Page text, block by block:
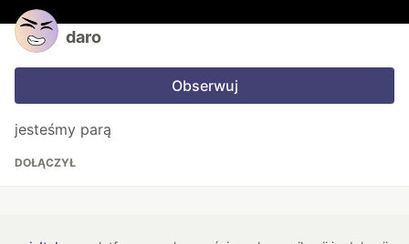
daro
Obserwuj
jesteśmy parą
DOŁĄCZYŁ